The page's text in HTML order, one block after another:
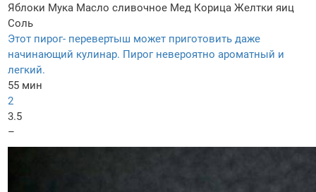
Яблоки Мука Масло сливочное Мед Корица Желтки яиц
Соль
Этот пирог- перевертыш может приготовить даже
начинающий кулинар. Пирог невероятно ароматный и
легкий.
55 мин
2
3.5
–